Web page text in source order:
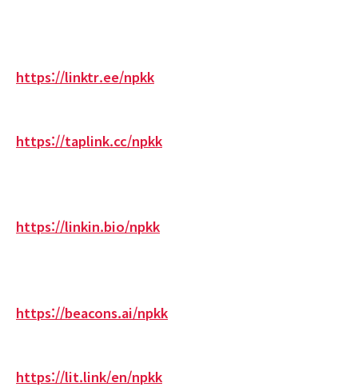
https://linktr.ee/npkk
https://taplink.cc/npkk
https://linkin.bio/npkk
https://beacons.ai/npkk
https://lit.link/en/npkk